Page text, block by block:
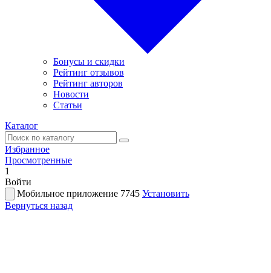
Бонусы и скидки
Рейтинг отзывов
Рейтинг авторов
Новости
Статьи
Каталог
Избранное
Просмотренные
1
Войти
Мобильное приложение 7745 Установить
Вернуться назад